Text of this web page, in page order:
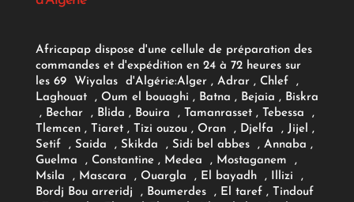
Africapap dispose d'une cellule de préparation des
commandes et d'expédition en 24 à 72 heures sur
les 69 Wiyalas d'Algérie:Alger , Adrar, Chlef ,
Laghouat , Oum el bouaghi , Batna , Bejaia , Biskra
, Bechar , Blida , Bouira , Tamanrasset , Tebessa ,
Tlemcen , Tiaret , Tizi ouzou , Oran , Djelfa , Jijel ,
Setif , Saida , Skikda , Sidi bel abbes , Annaba ,
Guelma , Constantine , Medea , Mostaganem ,
Msila , Mascara , Ouargla , El bayadh , Illizi ,
Bordj Bou arreridj , Boumerdes , El taref , Tindouf